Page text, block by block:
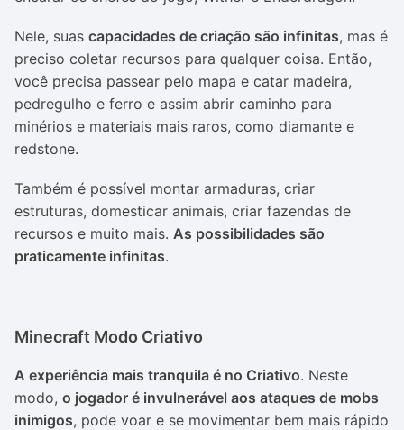
Nele, suas capacidades de criação são infinitas, mas é
preciso coletar recursos para qualquer coisa. Então,
você precisa passear pelo mapa e catar madeira,
pedregulho e ferro e assim abrir caminho para
minérios e materiais mais raros, como diamante e
redstone.
Também é possível montar armaduras, criar
estruturas, domesticar animais, criar fazendas de
recursos e muito mais. As possibilidades são
praticamente infinitas.
Minecraft Modo Criativo
A experiência mais tranquila é no Criativo. Neste
modo, o jogador é invulnerável aos ataques de mobs
inimigos, pode voar e se movimentar bem mais rápido